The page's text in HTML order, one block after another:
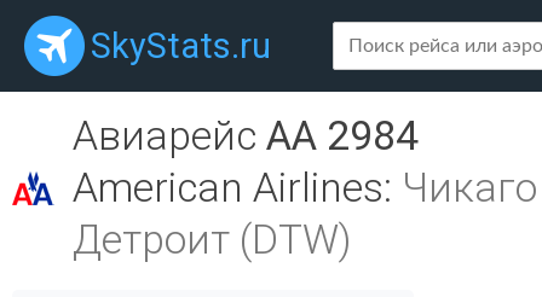
SkyStats.ru
Авиарейс AA 2984
American Airlines:
Детроит (DTW)